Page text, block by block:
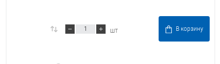
шт В корзину